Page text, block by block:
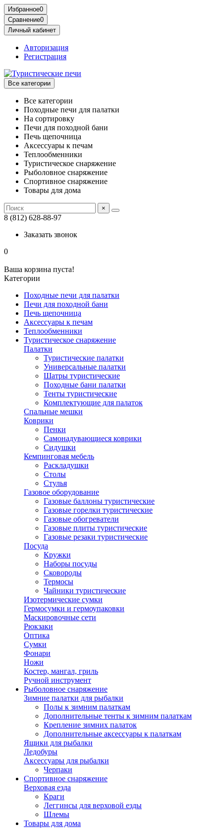
Избранное0
Сравнение0
Личный кабинет
Авторизация
Регистрация
Все категории
Все категории
Походные печи для палатки
На сортировку
Печи для походной бани
Печь щепочница
Аксессуары к печам
Теплообменники
Туристическое снаряжение
Рыболовное снаряжение
Спортивное снаряжение
Товары для дома
×
8 (812) 628-88-97
Заказать звонок
0
Ваша корзина пуста!
Категории
Походные печи для палатки
Печи для походной бани
Печь щепочница
Аксессуары к печам
Теплообменники
Туристическое снаряжение
Палатки
Туристические палатки
Универсальные палатки
Шатры туристические
Походные бани палатки
Тенты туристические
Комплектующие для палаток
Спальные мешки
Коврики
Пенки
Самонадувающиеся коврики
Сидушки
Кемпинговая мебель
Раскладушки
Столы
Стулья
Газовое оборудование
Газовые баллоны туристические
Газовые горелки туристические
Газовые обогреватели
Газовые плиты туристические
Газовые резаки туристические
Посуда
Кружки
Наборы посуды
Сковороды
Термосы
Чайники туристические
Изотермические сумки
Гермосумки и гермоупаковки
Маскировочные сети
Рюкзаки
Оптика
Сумки
Фонари
Ножи
Костер, мангал, гриль
Ручной инструмент
Рыболовное снаряжение
Зимние палатки для рыбалки
Полы к зимним палаткам
Дополнительные тенты к зимним палаткам
Крепление зимних палаток
Дополнительные аксессуары к палаткам
Ящики для рыбалки
Ледобуры
Аксессуары для рыбалки
Черпаки
Спортивное снаряжение
Верховая езда
Краги
Леггинсы для верховой езды
Шлемы
Товары для дома